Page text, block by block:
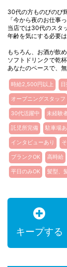
30代の方ものびのび
「今から夜のお仕事
当店では30代のスタ
年齢を気にする必要
もちろん、お酒が飲
ソフトドリンクで乾
あなたのペースで、
時給2,500円以上
オープニングスタッフ
30代活躍中 未経験
託児所完備 駐車場あ
インタビューあり
ブランクOK 高時給
平日のみOK 髪型、
キープする